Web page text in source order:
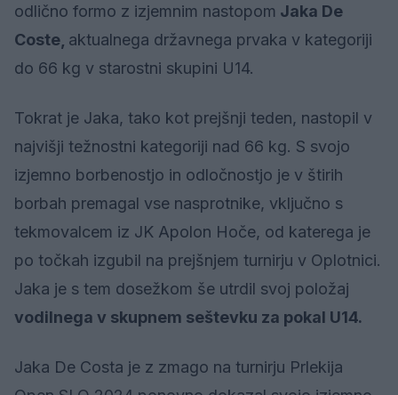
odlično formo z izjemnim nastopom Jaka De
Coste, aktualnega državnega prvaka v kategoriji
do 66 kg v starostni skupini U14.
Tokrat je Jaka, tako kot prejšnji teden, nastopil v
najvišji težnostni kategoriji nad 66 kg. S svojo
izjemno borbenostjo in odločnostjo je v štirih
borbah premagal vse nasprotnike, vključno s
tekmovalcem iz JK Apolon Hoče, od katerega je
po točkah izgubil na prejšnjem turnirju v Oplotnici.
Jaka je s tem dosežkom še utrdil svoj položaj
vodilnega v skupnem seštevku za pokal U14.
Jaka De Costa je z zmago na turnirju Prlekija